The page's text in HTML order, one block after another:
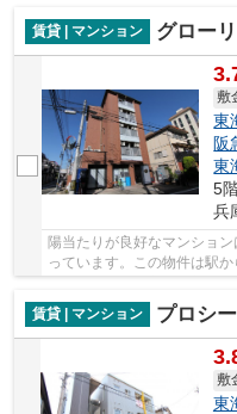
賃貸 | マンション
グロー
敷
東
阪
東
5
兵
陽当たりが良好なマンショ
っています。この物件は駅
を気にしている方も角部屋
賃貸 | マンション
プロシ
敷
東